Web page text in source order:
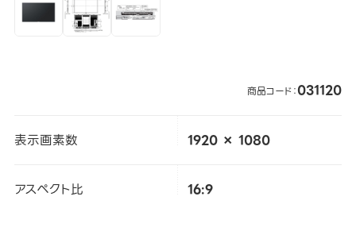
商品コード：031120
表示画素数 1920 × 1080
アスペクト比 16:9